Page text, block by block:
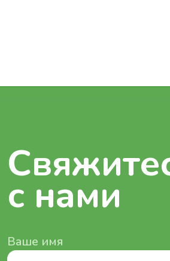
Политика конфиденциальности
Соглашение на обработку персональных
2025 © ООО «ТОКРА»
ИНН 7900007241 / ОГРН
+7 (924) 747-07-
Разработка сайта — Мэйк